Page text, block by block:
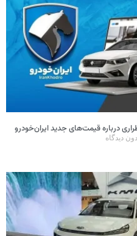
درباره قیمت‌های جدید ایران‌خودرو
دیدگاه